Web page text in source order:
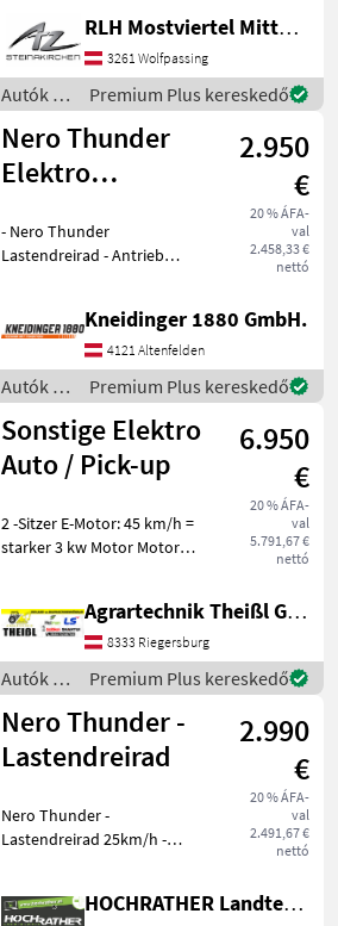
sofort verfügbar! In 2
verschiedenen Größe
erhältlich: LOW: 815 mm
Standard: 875 mm
RLH Mostviertel Mitte - Standort Steinakirchen
3261 Wolfpassing
Autók /
Motorkerékpárok
/
Sonstige
Premium Plus kereskedő
Nero Thunder
Elektro
2.950
€
20 % ÁFA-
val
2.458,33 €
nettó
- Nero Thunder
Lastendreirad - Antrieb
Reichweite 60 - 80 km -
Geschwindigkeit 25 km/h -
Ladefläche 143 x 98
Kneidinger 1880 GmbH.
4121 Altenfelden
Autók /
Motorkerékpárok
/ Nero
Premium Plus kereskedő
Sonstige Elektro
Auto / Pick-up
6.950
€
20 % ÁFA-
val
5.791,67 €
nettó
2 -Sitzer E-Motor: 45 km/h =
starker 3 kw Motor Motor
vorausschauender
Fahrweise! 72V Anlage - Blei
AGM Akkus Batterie Serie 6
x
Agrartechnik Theißl GmbH
8333 Riegersburg
Autók /
Motorkerékpárok
/
Sonstige
Premium Plus kereskedő
Nero Thunder -
Lastendreirad
2.990
€
20 % ÁFA-
val
2.491,67 €
nettó
Nero Thunder -
Lastendreirad 25km/h -
Geschwindigkeit: 25km/h -
HOCHRATHER Landtechnik GmbH